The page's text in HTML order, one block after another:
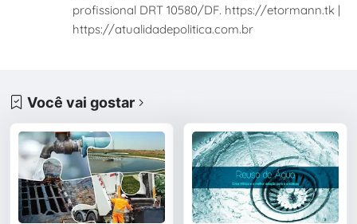
profissional DRT 10580/DF. https://etormann.tk |
https://atualidadepolitica.com.br
Você vai gostar